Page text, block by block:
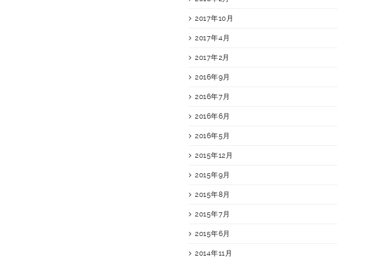
2017年10月
2017年4月
2017年2月
2016年9月
2016年7月
2016年6月
2016年5月
2015年12月
2015年9月
2015年8月
2015年7月
2015年6月
2014年11月